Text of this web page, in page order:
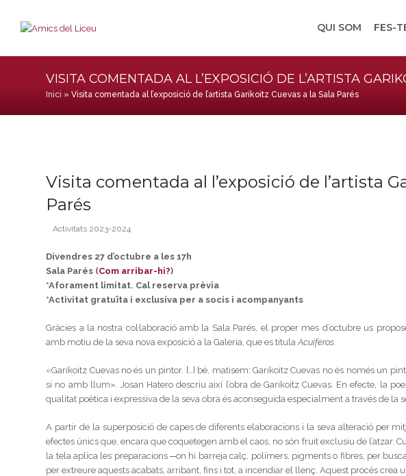
QUI SOM FES-
VISITA COMENTADA AL L’EXPOSICIÓ DE L’ARTISTA
Inici »Visita comentada al l’exposició de l’artista Garikoitz Cuevas a la Sala Parés
Visita comentada al l’exposició de l’artista
Parés
Activitats 2023-2024
Divendres 27 d’octubre a les 17h
Sala Parés (Com arribar-hi?)
*Aforament limitat. Cal reserva prèvia
*Activitat gratuïta i exclusiva per a socis i acompanyants
Gràcies a la nostra col·laboració amb la Sala Parés, el proper mes d’octubre us
amb motiu de la seva nova exposició a la Galeria, que es titulaAcuíferos.
«Garikoitz Cuevas no és un pintor. […] bé, matisem: Garikoitz Cuevas no és només un
si no amb llum». Josan Hatero descriu així l’obra de Garikoitz Cuevas. En efecte, la
qualitat poètica i expressiva de la seva obra és aconseguida especialment a través de la
A partir de la superposició de capes de diferents elaboracions i la seva alteració per
efectes únics que, encara que coquetegen amb el caos, no són fruit exclusiu de l’atzar.
la tela aplica les preparacions ─on hi barreja calç, polímers, pigments o fibres, per
per extreure aquests acabats, arribant, fins i tot, a incendiar el llenç. Aquest procés crea